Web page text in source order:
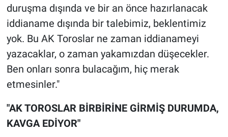
duruşma dışında ve bir an önce hazırlanacak
iddianame dışında bir talebimiz, beklentimiz
yok. Bu AK Toroslar ne zaman iddianameyi
yazacaklar, o zaman yakamızdan düşecekler.
Ben onları sonra bulacağım, hiç merak
etmesinler."
"AK TOROSLAR BİRBİRİNE GİRMİŞ DURUMDA,
KAVGA EDİYOR"